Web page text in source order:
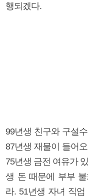
행되겠다.
99년생 친구와 구설
87년생 재물이 들어
75년생 금전 여유가
생 돈 때문에 부부
라. 51년생 자녀 직